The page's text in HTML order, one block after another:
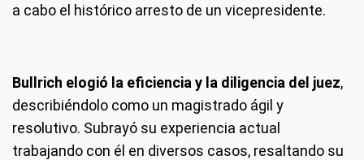
a cabo el histórico arresto de un vicepresidente.
Bullrich elogió la eficiencia y la diligencia del juez,
describiéndolo como un magistrado ágil y
resolutivo. Subrayó su experiencia actual
trabajando con él en diversos casos, resaltando su